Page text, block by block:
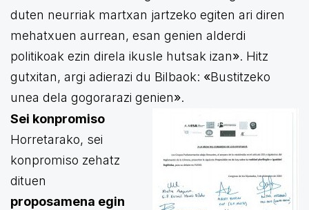
duten neurriak martxan jartzeko egiten ari diren
mehatxuen aurrean, esan genien alderdi
politikoak ezin direla ikusle hutsak izan». Hitz
gutxitan, argi adierazi du Bilbaok: «Bustitzeko
unea dela gogorarazi genien».
Sei konpromiso
Horretarako, sei
konpromiso zehatz
dituen
proposamena egin